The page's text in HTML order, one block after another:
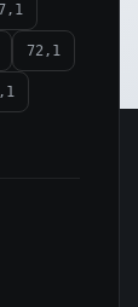
72,1